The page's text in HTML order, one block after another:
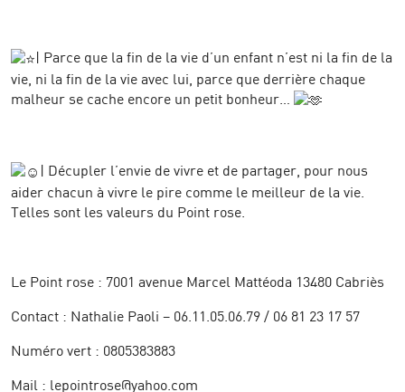
| Parce que la fin de la vie d’un enfant n’est ni la fin de la
vie, ni la fin de la vie avec lui, parce que derrière chaque
malheur se cache encore un petit bonheur…
| Décupler l’envie de vivre et de partager, pour nous
aider chacun à vivre le pire comme le meilleur de la vie.
Telles sont les valeurs du Point rose.
Le Point rose : 7001 avenue Marcel Mattéoda 13480 Cabriès
Contact : Nathalie Paoli – 06.11.05.06.79 / 06 81 23 17 57
Numéro vert : 0805383883
Mail : lepointrose@yahoo.com